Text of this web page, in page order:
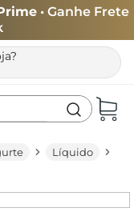
• Ganhe Frete
Líquido